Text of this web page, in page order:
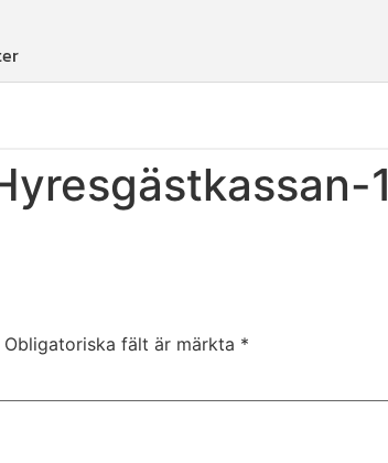
1
Obligatoriska fält är märkta *